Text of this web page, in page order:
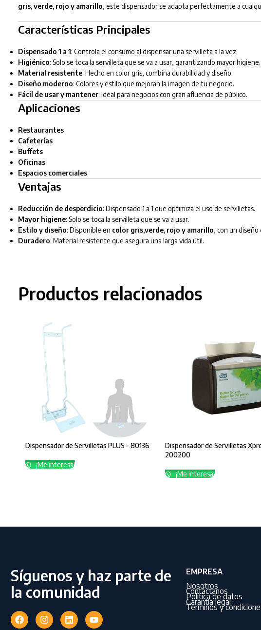
gris, verde, rojo y amarillo, este dispensador se adapta perfectamente a
Características Principales
Dispensado 1 a 1: Controla el consumo al dispensar una servilleta a la vez.
Higiénico: Solo se toca la servilleta que se va a usar, garantizando mayor higiene.
Material resistente: Hecho en color gris, combina durabilidad y diseño.
Diseño moderno: Colores y estilo que mejoran la imagen de tu negocio.
Fácil de usar y mantener: Ideal para negocios con gran afluencia de público.
Aplicaciones
Restaurantes
Cafeterías
Buffets
Oficinas
Espacios comerciales
Ventajas
Reducción de desperdicio: Dispensado 1 a 1 que optimiza el uso de servilletas.
Mayor higiene: Solo se toca la servilleta que se va a usar.
Estilo y diseño: Disponible en color gris,verde, rojo y amarillo, con un
Duradero: Material resistente que asegura una larga vida útil.
Productos relacionados
Dispensador de Servilletas PLUS – 80136
¡Me interesa!
Dispensador de Servilletas
200200
¡Me interesa!
Síguenos y haz parte de
la comunidad
EMPRESA
Nosotros
Contáctanos
Política de datos
Garantía legal
Términos y